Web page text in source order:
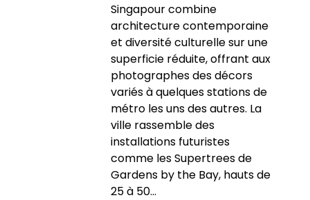
Singapour combine
architecture contemporaine
et diversité culturelle sur une
superficie réduite, offrant aux
photographes des décors
variés à quelques stations de
métro les uns des autres. La
ville rassemble des
installations futuristes
comme les Supertrees de
Gardens by the Bay, hauts de
25 à 50...